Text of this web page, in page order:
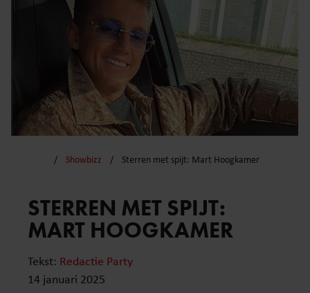
Showbizz Sterren met spijt: Mart Hoogkamer
STERREN MET SPIJT:
MART HOOGKAMER
Tekst: Redactie Party
14 januari 2025